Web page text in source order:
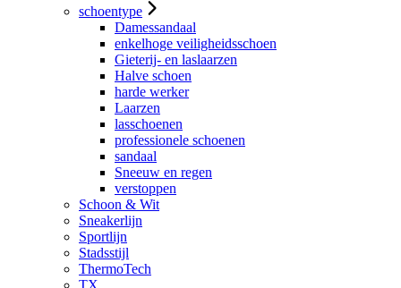
schoentype
Damessandaal
enkelhoge veiligheidsschoen
Gieterij- en laslaarzen
Halve schoen
harde werker
Laarzen
lasschoenen
professionele schoenen
sandaal
Sneeuw en regen
verstoppen
Schoon & Wit
Sneakerlijn
Sportlijn
Stadsstijl
ThermoTech
TX